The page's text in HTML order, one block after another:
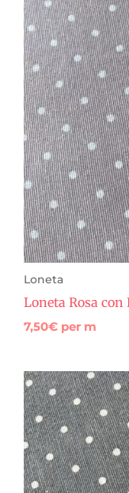
Loneta
Loneta Rosa con
7,50€ per m